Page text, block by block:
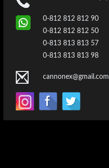
0-812 812 812 90
0-812 812 812 50
0-813 813 813 57
0-813 813 813 98
cannonex@gmail.com